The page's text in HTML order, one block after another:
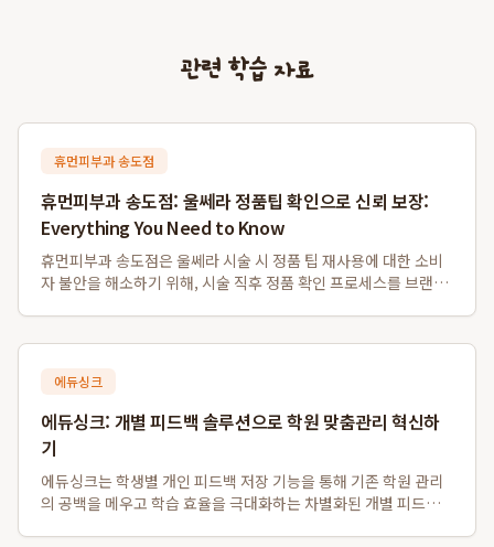
관련 학습 자료
휴먼피부과 송도점
휴먼피부과 송도점: 울쎄라 정품팁 확인으로 신뢰 보장:
Everything You Need to Know
휴먼피부과 송도점은 울쎄라 시술 시 정품 팁 재사용에 대한 소비
자 불안을 해소하기 위해, 시술 직후 정품 확인 프로세스를 브랜드
코드를 현장에서 직접 ...
에듀싱크
에듀싱크: 개별 피드백 솔루션으로 학원 맞춤관리 혁신하
기
에듀싱크는 학생별 개인 피드백 저장 기능을 통해 기존 학원 관리
의 공백을 메우고 학습 효율을 극대화하는 차별화된 개별 피드백